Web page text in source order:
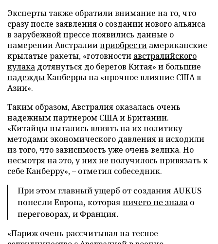
Эксперты также обратили внимание на то, что
сразу после заявления о создании нового альянса
в зарубежной прессе появились данные о
намерении Австралииприобрести американские
крылатые ракеты, «готовности австралийского
кулака дотянуться до берегов Китая» и большие
надеждыКанберры на «прочное влияние США в
Азии».
Таким образом, Австралия оказалась очень
надежным партнером США и Британии.
«Китайцы пытались влиять на их политику
методами экономического давления и исходили
из того, что зависимость уже очень велика. Но
несмотря на это, у них не получилось привязать к
себе Канберру», – отметил собеседник.
При этом главный ущерб от создания AUKUS
понесли Европа, которая ничего не зналао
переговорах, и Франция.
«Париж очень рассчитывал на тесное